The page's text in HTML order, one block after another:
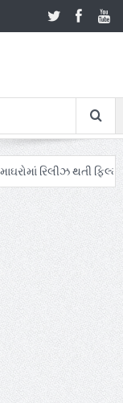
થતી ફિલ્મ ‘ઓહ
નામે આંદોલનના ભાગ